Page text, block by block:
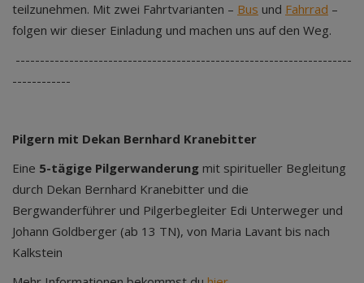
teilzunehmen. Mit zwei Fahrtvarianten – Bus und Fahrrad –
folgen wir dieser Einladung und machen uns auf den Weg.
---------------------------------------------------------------------
------------
Pilgern mit Dekan Bernhard Kranebitter
Eine 5-tägige Pilgerwanderung mit spiritueller Begleitung
durch Dekan Bernhard Kranebitter und die
Bergwanderführer und Pilgerbegleiter Edi Unterweger und
Johann Goldberger (ab 13 TN), von Maria Lavant bis nach
Kalkstein